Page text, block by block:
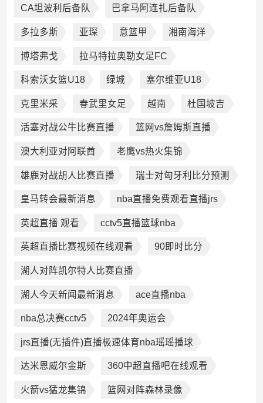
CA坦波利后备队 巴拿马阿连扎后备队
多拉多斯 亚琛 意篮甲 湘南海洋
博塔弗戈 拉马特拉奥勒女足FC
科索沃女篮U18 绿城 塞尔维亚U18
克里米采 春武里女足 越南 杜国坡吉
活塞对战公牛比赛直播 篮网vs詹姆斯直播
澳大利亚对阿联酋 老鹰vs热火集锦
雄鹿对战胡人比赛直播 瑞士对匈牙利比分预测
皇马转会最新消息 nba直播免费观看直播jrs
英超直播 观看 cctv5直播篮球nba
英超直播比赛视频在线观看 90即时比分
湖人对阵凯尔特人比赛直播
湖人今天新闻最新消息 ace直播nba
nba总决赛cctv5 2024年奥运会
jrs直播(无插件)直播极速体育nba瑶瑶播球
达米恩威尔金斯 360中超直播吧在线观看
火箭vs猛龙集锦 篮网对阵森林录像